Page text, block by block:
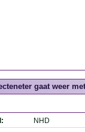
gaat weer
NHD